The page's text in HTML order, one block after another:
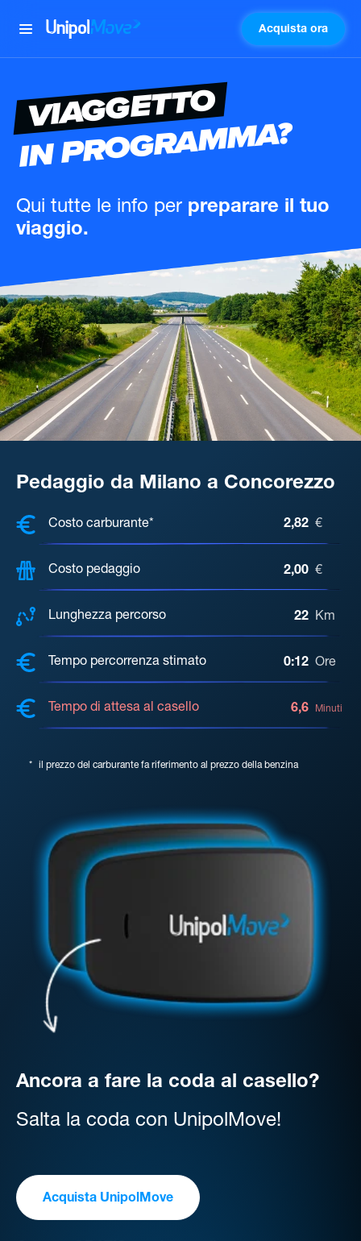
UnipolMove Acquista ora
VIAGGETTO
IN PROGRAMMA?
Qui tutte le info per preparare il tuo
viaggio.
Pedaggio da Milano a Concorezzo
COSTI, DISTANZA, TEMPO DI
Costo carburante* 2,82 €
Costo pedaggio 2,00 €
Lunghezza percorso 22 Km
Tempo percorrenza stimato 0:12 Ore
Tempo di attesa al casello 6,6 Minuti
* il prezzo del carburante fa riferimento al prezzo della benzina
Ancora a fare la coda al casello?
Salta la coda con UnipolMove!
Acquista UnipolMove